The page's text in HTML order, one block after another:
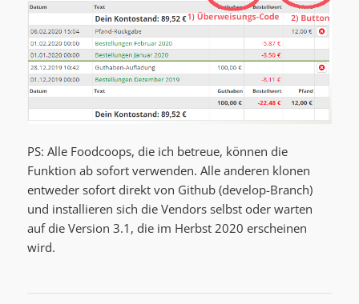
PS: Alle Foodcoops, die ich betreue, können die
Funktion ab sofort verwenden. Alle anderen klonen
entweder sofort direkt von Github (develop-Branch)
und installieren sich die Vendors selbst oder warten
auf die Version 3.1, die im Herbst 2020 erscheinen
wird.